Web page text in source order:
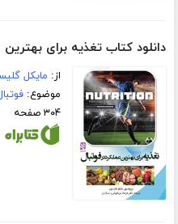
دانلود کتاب تغذیه برای بهترین
از: مایکل
موضوع:
۳۰۴ صفحه